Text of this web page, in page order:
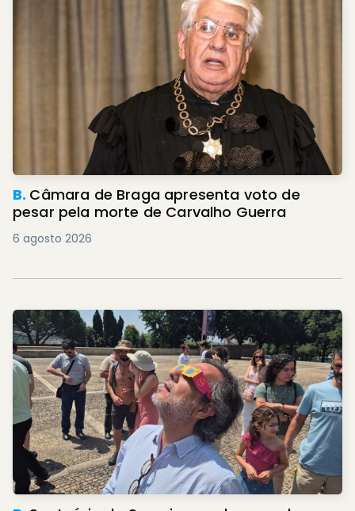
B. Câmara de Braga apresenta voto de
pesar pela morte de Carvalho Guerra
6 agosto 2026